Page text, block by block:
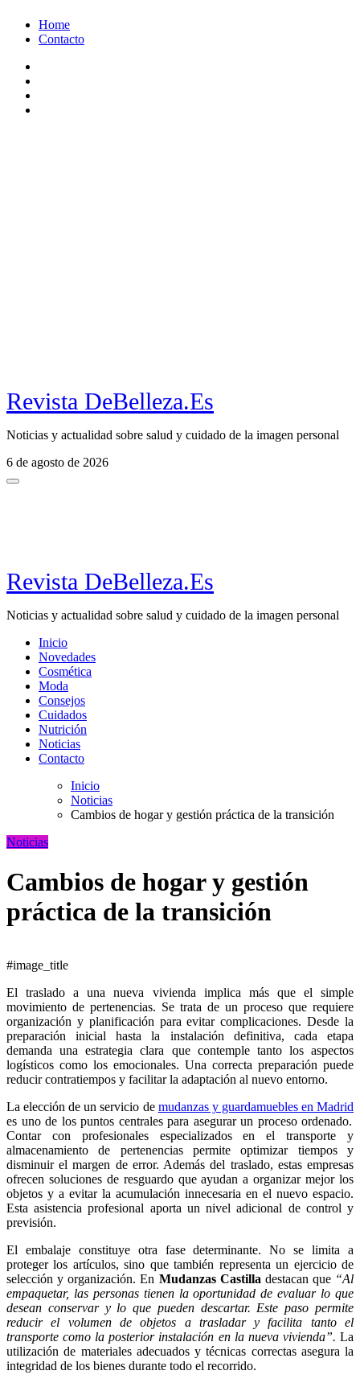
Home
Contacto
Revista DeBelleza.Es
Noticias y actualidad sobre salud y cuidado de la imagen personal
6 de agosto de 2026
Revista DeBelleza.Es
Noticias y actualidad sobre salud y cuidado de la imagen personal
Inicio
Novedades
Cosmética
Moda
Consejos
Cuidados
Nutrición
Noticias
Contacto
Inicio
Noticias
Cambios de hogar y gestión práctica de la transición
Noticias
Cambios de hogar y gestión
práctica de la transición
#image_title
El traslado a una nueva vivienda implica más que el simple
movimiento de pertenencias. Se trata de un proceso que requiere
organización y planificación para evitar complicaciones. Desde la
preparación inicial hasta la instalación definitiva, cada etapa
demanda una estrategia clara que contemple tanto los aspectos
logísticos como los emocionales. Una correcta preparación puede
reducir contratiempos y facilitar la adaptación al nuevo entorno.
La elección de un servicio de mudanzas y guardamuebles en Madrid
es uno de los puntos centrales para asegurar un proceso ordenado.
Contar con profesionales especializados en el transporte y
almacenamiento de pertenencias permite optimizar tiempos y
disminuir el margen de error. Además del traslado, estas empresas
ofrecen soluciones de resguardo que ayudan a organizar mejor los
objetos y a evitar la acumulación innecesaria en el nuevo espacio.
Esta asistencia profesional aporta un nivel adicional de control y
previsión.
El embalaje constituye otra fase determinante. No se limita a
proteger los artículos, sino que también representa un ejercicio de
selección y organización. En Mudanzas Castilla destacan que “Al
empaquetar, las personas tienen la oportunidad de evaluar lo que
desean conservar y lo que pueden descartar. Este paso permite
reducir el volumen de objetos a trasladar y facilita tanto el
transporte como la posterior instalación en la nueva vivienda”. La
utilización de materiales adecuados y técnicas correctas asegura la
integridad de los bienes durante todo el recorrido.